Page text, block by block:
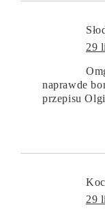
29
naprawde
przepisu
29